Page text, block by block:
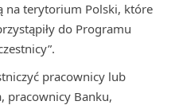
na terytorium Polski, które
do Programu
pracownicy lub
pracownicy Banku,